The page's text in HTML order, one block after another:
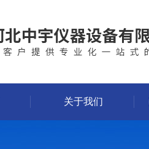
关于我们